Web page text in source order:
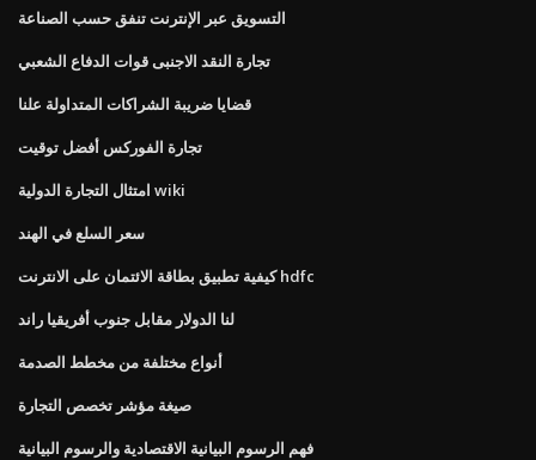
التسويق عبر الإنترنت تنفق حسب الصناعة
تجارة النقد الاجنبى قوات الدفاع الشعبي
قضايا ضريبة الشراكات المتداولة علنا
تجارة الفوركس أفضل توقيت
امتثال التجارة الدولية wiki
سعر السلع في الهند
كيفية تطبيق بطاقة الائتمان على الانترنت hdfc
لنا الدولار مقابل جنوب أفريقيا راند
أنواع مختلفة من مخطط الصدمة
صيغة مؤشر تخصص التجارة
فهم الرسوم البيانية الاقتصادية والرسوم البيانية